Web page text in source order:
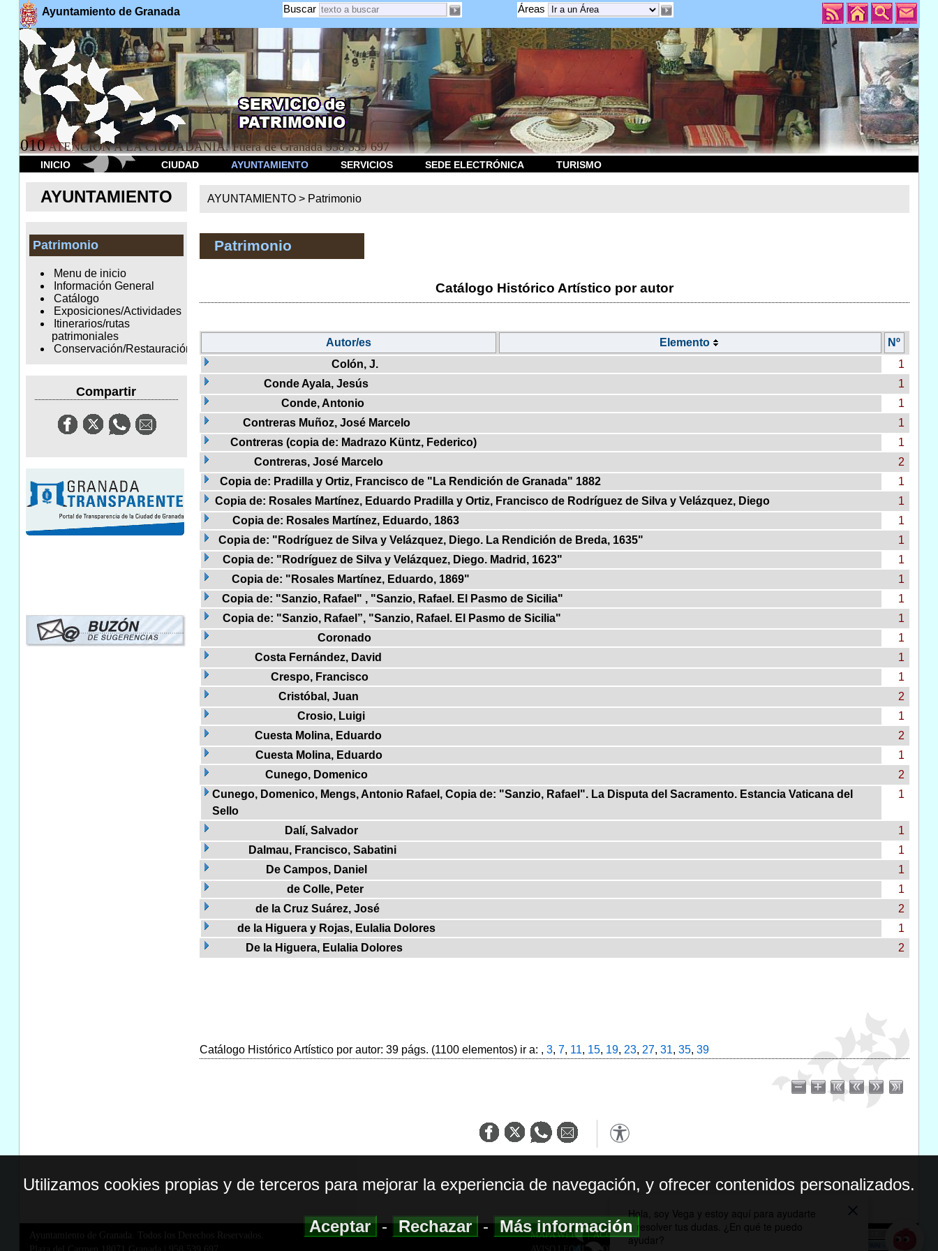
Ayuntamiento de Granada Áreas
Buscar
010 ATENCION A LA CIUDADANÍA. Fuera de Granada 958 539 697
INICIO CIUDAD AYUNTAMIENTO SERVICIOS SEDE ELECTRÓNICA TURISMO
AYUNTAMIENTO
Patrimonio
Menu de inicio
Información General
Catálogo
Exposiciones/Actividades
Itinerarios/rutas
patrimoniales
Conservación/Restauración
Compartir
AYUNTAMIENTO > Patrimonio
Patrimonio
Catálogo Histórico Artístico por autor
Autor/es Elemento
Nº
Colón, J.
1
Conde Ayala, Jesús
1
Conde, Antonio
1
Contreras Muñoz, José Marcelo
1
Contreras (copia de: Madrazo Küntz, Federico)
1
Contreras, José Marcelo
2
Copia de: Pradilla y Ortiz, Francisco de "La Rendición de Granada" 1882
1
Copia de: Rosales Martínez, Eduardo Pradilla y Ortiz, Francisco de Rodríguez de Silva y Velázquez, Diego
1
Copia de: Rosales Martínez, Eduardo, 1863
1
Copia de: "Rodríguez de Silva y Velázquez, Diego. La Rendición de Breda, 1635"
1
Copia de: "Rodríguez de Silva y Velázquez, Diego. Madrid, 1623"
1
Copia de: "Rosales Martínez, Eduardo, 1869"
1
Copia de: "Sanzio, Rafael" , "Sanzio, Rafael. El Pasmo de Sicilia"
1
Copia de: "Sanzio, Rafael”, "Sanzio, Rafael. El Pasmo de Sicilia"
1
Coronado
1
Costa Fernández, David
1
Crespo, Francisco
1
Cristóbal, Juan
2
Crosio, Luigi
1
Cuesta Molina, Eduardo
2
Cuesta Molina, Eduardo
1
Cunego, Domenico
2
Cunego, Domenico, Mengs, Antonio Rafael, Copia de: "Sanzio, Rafael". La Disputa del Sacramento. Estancia Vaticana del
Sello
1
Dalí, Salvador
1
Dalmau, Francisco, Sabatini
1
De Campos, Daniel
1
de Colle, Peter
1
de la Cruz Suárez, José
2
de la Higuera y Rojas, Eulalia Dolores
1
De la Higuera, Eulalia Dolores
2
Catálogo Histórico Artístico por autor: 39 págs. (1100 elementos) ir a: , 3, 7, 11, 15, 19, 23, 27, 31, 35, 39
Ayuntamiento de Granada. Todos los Derechos Reservados.
MAPA WEB|ACCESIBILIDAD
AVISO LEGAL| POLITICA DE PRIVACIDAD
Utilizamos cookies propias y de terceros para mejorar la experiencia de navegación, y ofrecer contenidos personalizados.
Aceptar-Rechazar-Más información